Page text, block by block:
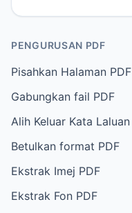
PENGURUSAN PDF
Pisahkan Halaman PDF
Gabungkan fail PDF
Alih Keluar Kata Laluan
Betulkan format PDF
Ekstrak Imej PDF
Ekstrak Fon PDF